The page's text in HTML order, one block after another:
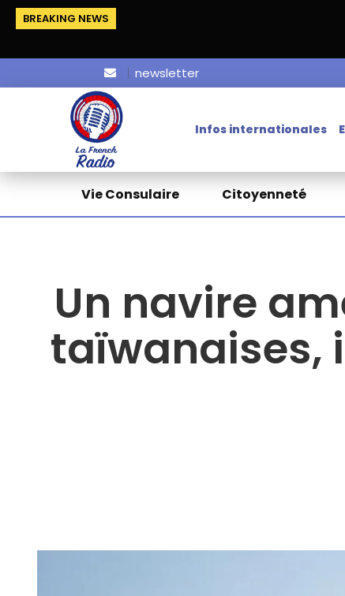
BREAKING NEWS
newsletter
Infos internationales
Vie Consulaire Citoyenneté
Un navire
taïwanaises,